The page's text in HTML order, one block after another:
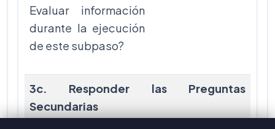
Evaluar información
durante la ejecución
de este subpaso?
3c. Responder las Preguntas
Secundarias